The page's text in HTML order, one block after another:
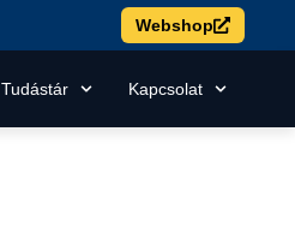
Webshop
Tudástár Kapcsolat